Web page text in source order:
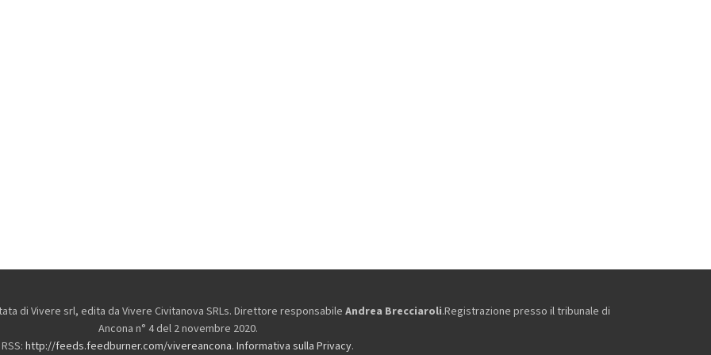
di Vivere srl, edita da Vivere Civitanova SRLs. Direttore responsabile Andrea Brecciaroli.Registrazione presso il tribunale di
Ancona n° 4 del 2 novembre 2020.
RSS: http://feeds.feedburner.com/vivereancona. Informativa sulla Privacy.